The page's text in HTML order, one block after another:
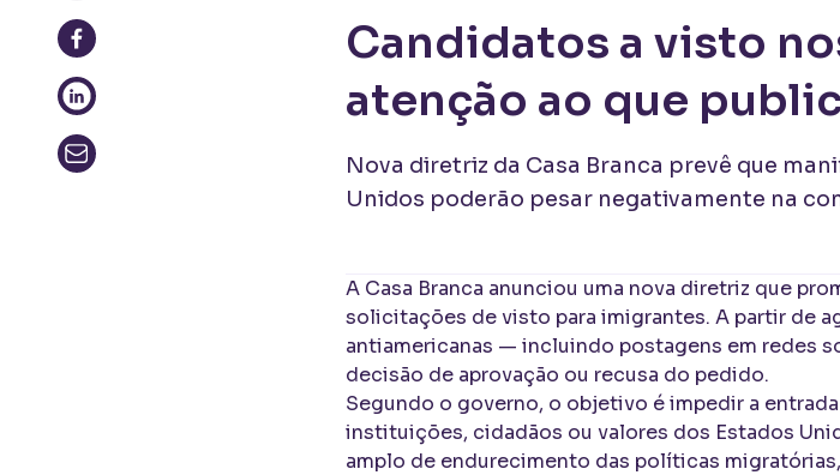
Candidatos a visto
atenção ao que
Nova diretriz da Casa Branca prevê que
Unidos poderão pesar negativamente na
A Casa Branca anunciou uma nova diretriz que
solicitações de visto para imigrantes. A partir de
antiamericanas — incluindo postagens em redes
decisão de aprovação ou recusa do pedido.
Segundo o governo, o objetivo é impedir a
instituições, cidadãos ou valores dos Estados
amplo de endurecimento das políticas